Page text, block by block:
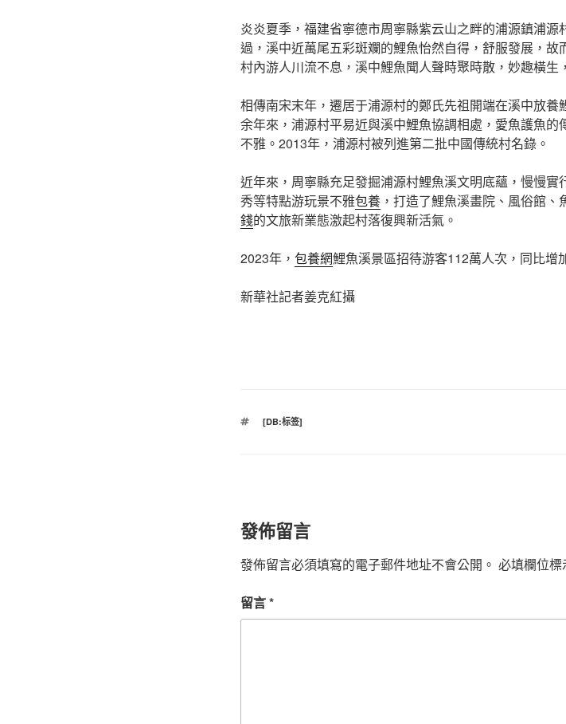
炎炎夏季，福建省寧德市周寧縣紫云山之畔的浦源鎮浦源
過，溪中近萬尾五彩斑斕的鯉魚怡然自得，舒服發展，故
村內游人川流不息，溪中鯉魚聞人聲時聚時散，妙趣橫生
相傳南宋末年，遷居于浦源村的鄭氏先祖開端在溪中放
余年來，浦源村平易近與溪中鯉魚協調相處，愛魚護魚的
不雅。2013年，浦源村被列進第二批中國傳統村名錄。
近年來，周寧縣充足發掘浦源村鯉魚溪文明底蘊，慢慢
秀等特點游玩景不雅包養 ，打造了鯉魚溪畫院、風俗館
錢的文旅新業態激起村落復興新活氣。
2023年， 包養網鯉魚溪景區招待游客112萬人次，同比增
新華社記者姜克紅攝
標
[DB:标签]
發佈留言
發佈留言必須填寫的電子郵件地址不會公開。 必填欄位標
留言*